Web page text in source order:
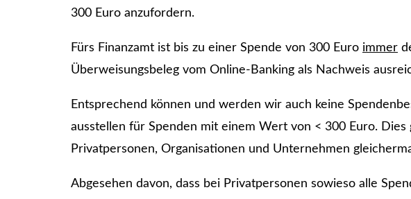
300 Euro anzufordern.
Fürs Finanzamt ist bis zu einer Spende von 300 Euro immer
Überweisungsbeleg vom Online-Banking als Nachweis
Entsprechend können und werden wir auch keine
ausstellen für Spenden mit einem Wert von < 300 Euro. Dies
Privatpersonen, Organisationen und Unternehmen
Abgesehen davon, dass bei Privatpersonen sowieso alle